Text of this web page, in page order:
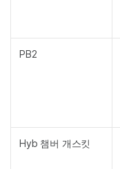
PB2
Hyb 챔버 개스킷